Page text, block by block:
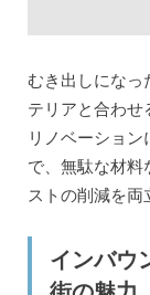
むき出しになっ
テリアと合わせ
リノベーショ
で、無駄な材料
ストの削減を両
インバウ